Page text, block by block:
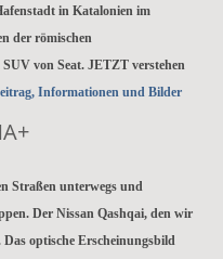
in Katalonien im
der römischen
von Seat. JETZT verstehen
Informationen und Bilder
Straßen unterwegs und
Der Nissan Qashqai, den wir
optische Erscheinungsbild